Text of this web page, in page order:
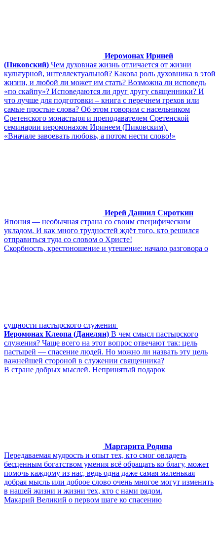
Иеромонах Ириней
(Пиковский) Чем духовная жизнь отличается от жизни
культурной, интеллектуальной? Какова роль духовника в этой
жизни, и любой ли может им стать? Возможна ли исповедь
«по скайпу»? Исповедаются ли друг другу священники? И
что лучше для подготовки – книга с перечнем грехов или
самые простые слова? Об этом говорим с насельником
Сретенского монастыря и преподавателем Сретенской
семинарии иеромонахом Иринеем (Пиковским).
«Вначале завоевать любовь, а потом нести слово!»
Иерей Даниил Сироткин
Япония ― необычная страна со своим специфическим
укладом. И как много трудностей ждёт того, кто решился
отправиться туда со словом о Христе!
Скорбность, крестоношение и утешение: начало разговора о
сущности пастырского служения
Иеромонах Клеопа (Данелян) В чем смысл пастырского
служения? Чаще всего на этот вопрос отвечают так: цель
пастырей ― спасение людей. Но можно ли назвать эту цель
важнейшей стороной в служении священника?
В стране добрых мыслей. Непринятый подарок
Маргарита Родина
Передаваемая мудрость и опыт тех, кто смог овладеть
бесценным богатством умения всё обращать ко благу, может
помочь каждому из нас, ведь одна даже самая маленькая
добрая мысль или доброе слово очень многое могут изменить
в нашей жизни и жизни тех, кто с нами рядом.
Макарий Великий о первом шаге ко спасению